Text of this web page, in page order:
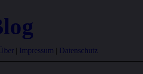
| Impressum | Datenschutz